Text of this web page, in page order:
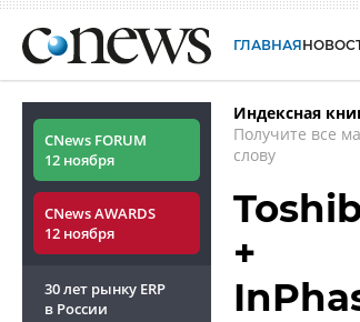
ГЛАВНАЯ
CNews FORUM
12 ноября
CNews AWARDS
12 ноября
30 лет рынку ERP
в России
Индексная
Получите все
слову
+